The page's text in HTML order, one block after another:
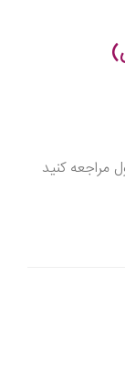
مراجعه کنید